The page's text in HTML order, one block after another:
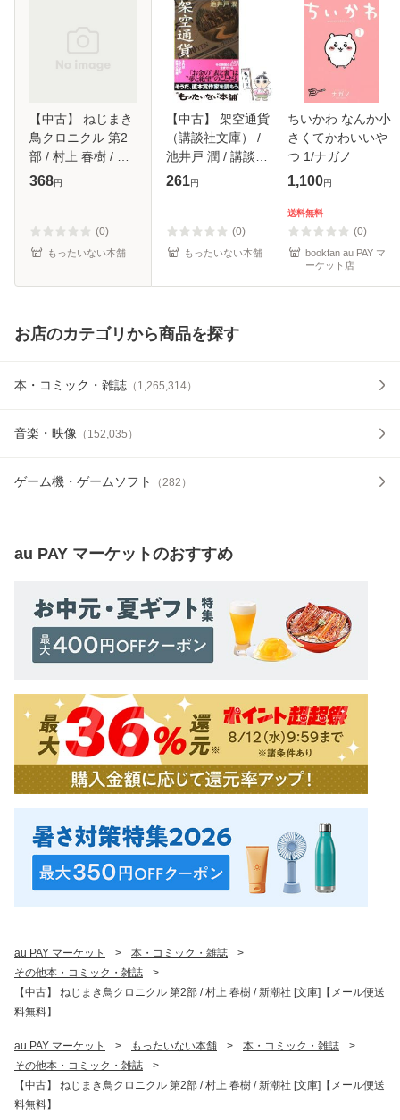
【中古】 ねじまき
鳥クロニクル 第2
部 / 村上 春樹 / 新
潮社 [文庫]【メー
368円
(0)
もったいない本舗
【中古】 架空通貨
（講談社文庫） /
池井戸 潤 / 講談社
[文庫]【メール便送
261円
(0)
もったいない本舗
ちいかわ なんか小
さくてかわいいや
つ 1/ナガノ
1,100円
送料無料
(0)
bookfan au PAY マ
ーケット店
お店のカテゴリから商品を探す
本・コミック・雑誌 （ 1,265,314）
音楽・映像 （ 152,035 ）
ゲーム機・ゲームソフト （282 ）
au PAY マーケットのおすすめ
au PAY マーケット > 本・コミック・雑誌
>
その他本・コミック・雑誌
>
【中古】 ねじまき鳥クロニクル 第2部 / 村上 春樹 / 新潮社 [文庫]【メール便送
料無料】
au PAY マーケット > もったいない本舗 > 本・コミック・雑誌
>
その他本・コミック・雑誌
>
【中古】 ねじまき鳥クロニクル 第2部 / 村上 春樹 / 新潮社 [文庫]【メール便送
料無料】